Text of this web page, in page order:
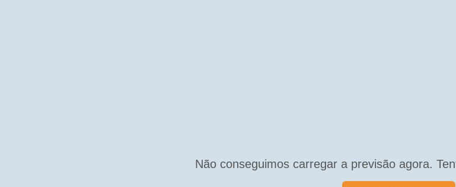
Não conseguimos carregar a previsão agora.